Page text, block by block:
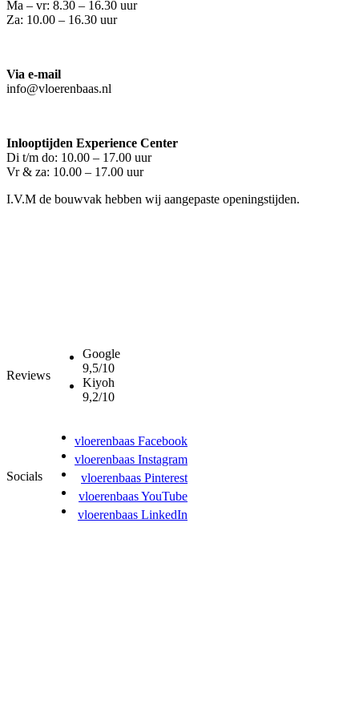
Ma – vr: 8.30 – 16.30 uur
Za: 10.00 – 16.30 uur
Via e-mail
info@vloerenbaas.nl
Inlooptijden Experience Center
Di t/m do: 10.00 – 17.00 uur
Vr & za: 10.00 – 17.00 uur
I.V.M de bouwvak hebben wij aangepaste openingstijden.
Reviews
Google
9,5/10
Kiyoh
9,2/10
Socials
vloerenbaas Facebook
vloerenbaas Instagram
vloerenbaas Pinterest
vloerenbaas YouTube
vloerenbaas LinkedIn